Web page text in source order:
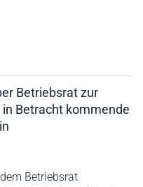
Betriebsrat zur
Betracht kommende
Betriebsrat